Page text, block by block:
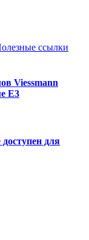
ссылки
Viessmann
Е3
для